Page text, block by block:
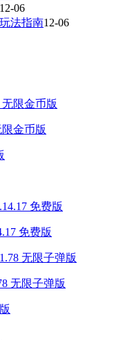
12-06
法指南12-06
金币版
免费版
无限子弹版